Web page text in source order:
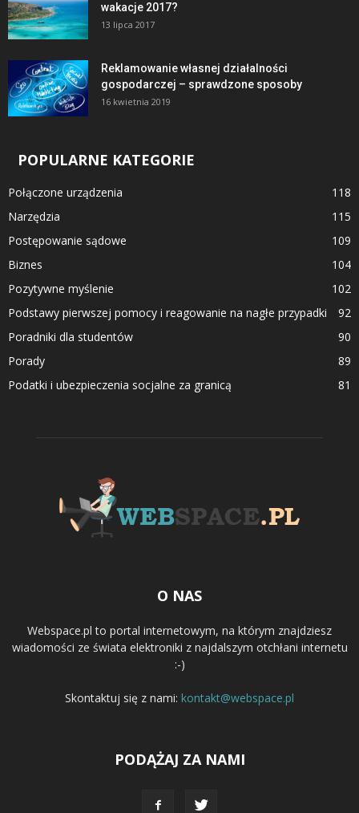
wakacje 2017?
13 lipca 2017
Reklamowanie własnej działalności
gospodarczej – sprawdzone sposoby
16 kwietnia 2019
POPULARNE KATEGORIE
Połączone urządzenia
118
Narzędzia
115
Postępowanie sądowe
109
Biznes
104
Pozytywne myślenie
102
Podstawy pierwszej pomocy i reagowanie na nagłe przypadki
92
Poradniki dla studentów
90
Porady
89
Podatki i ubezpieczenia socjalne za granicą
81
O NAS
Webspace.pl to portal internetowym, na którym znajdziesz
wiadomości ze świata elektroniki z najdalszym otchłani internetu
:-)
Skontaktuj się z nami: kontakt@webspace.pl
PODĄŻAJ ZA NAMI